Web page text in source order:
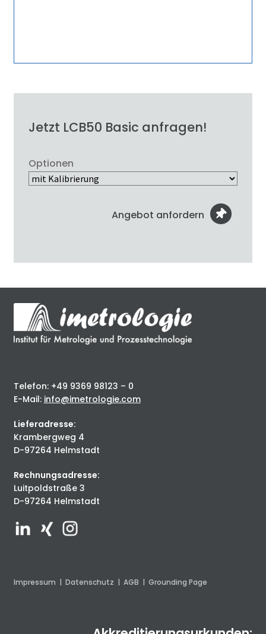
Jetzt LCB50 Basic anfragen!
Optionen
Angebot anfordern
Telefon: +49 9369 98123 – 0
E-Mail: info@imetrologie.com
Lieferadresse:
Krambergweg 4
D-97264 Helmstadt
Rechnungsadresse:
Luitpoldstraße 3
D-97264 Helmstadt
Impressum | Datenschutz | AGB | Grounding Page